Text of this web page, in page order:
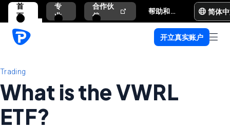
首
页
专
业
合作伙
伴
帮助和支持 简体
开立真实账户
Trading
What is the VWRL
ETF?